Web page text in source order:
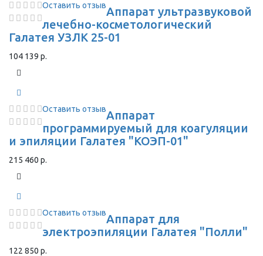
Оставить отзывАппарат ультразвуковой
лечебно-косметологический
Галатея УЗЛК 25-01
104 139 р.
Оставить отзывАппарат
программируемый для коагуляции
и эпиляции Галатея "КОЭП-01"
215 460 р.
Оставить отзывАппарат для
электроэпиляции Галатея "Полли"
122 850 р.